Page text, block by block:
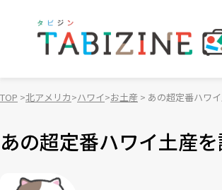
TOP 北アメリカ ハワイ お土産 あの超定番ハワ
あの超定番ハワイ土産